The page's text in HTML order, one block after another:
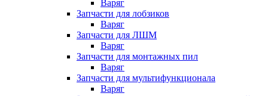
Варяг
Запчасти для лобзиков
Варяг
Запчасти для ЛШМ
Варяг
Запчасти для монтажных пил
Варяг
Запчасти для мультифункционала
Варяг